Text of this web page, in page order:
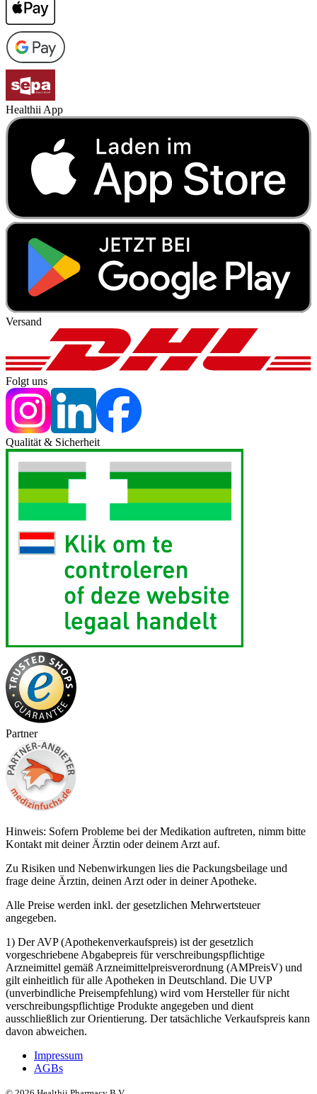
Healthii App
Versand
Folgt uns
Qualität & Sicherheit
Partner
Hinweis: Sofern Probleme bei der Medikation auftreten, nimm bitte
Kontakt mit deiner Ärztin oder deinem Arzt auf.
Zu Risiken und Nebenwirkungen lies die Packungsbeilage und
frage deine Ärztin, deinen Arzt oder in deiner Apotheke.
Alle Preise werden inkl. der gesetzlichen Mehrwertsteuer
angegeben.
1) Der AVP (Apothekenverkaufspreis) ist der gesetzlich
vorgeschriebene Abgabepreis für verschreibungspflichtige
Arzneimittel gemäß Arzneimittelpreisverordnung (AMPreisV) und
gilt einheitlich für alle Apotheken in Deutschland. Die UVP
(unverbindliche Preisempfehlung) wird vom Hersteller für nicht
verschreibungspflichtige Produkte angegeben und dient
ausschließlich zur Orientierung. Der tatsächliche Verkaufspreis kann
davon abweichen.
Impressum
AGBs